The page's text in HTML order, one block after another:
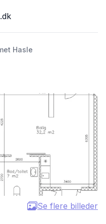
Hasle
Se flere billeder